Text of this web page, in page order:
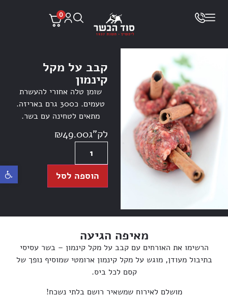
פתח
0
קבב על מקל
קינמון
שומן טלה אחורי להעשרת
טעמים. כ300 גרם באריזה.
מתאים לטחינה עם בשר.
לק"ג ₪49.00
הוספה לסל
מאיפה הגיעה
הרשימו את האורחים עם קבב על מקל קינמון – בשר עסיסי
בתיבול מעודן, מוגש על מקל קינמון ארומטי שמוסיף נופך של
קסם לכל ביס.
מושלם לאירוח שמשאיר רושם בלתי נשכח!